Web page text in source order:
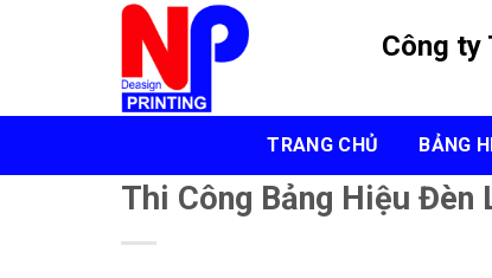
Công ty
TRANG CHỦ BẢNG
Thi Công Bảng Hiệu Đèn